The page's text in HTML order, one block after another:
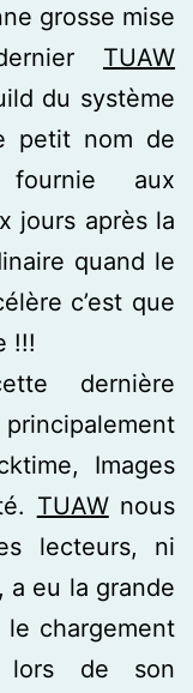
grosse mise
TUAW
du système
petit nom de
fournie aux
jours après la
quand le
c’est que
!!!
dernière
Images
TUAWnous
lecteurs, ni
a eu la grande
chargement
lors de son